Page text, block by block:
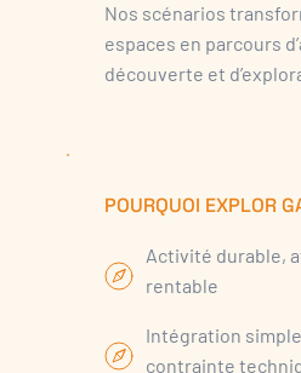
Nos scénarios
espaces en parcours
découverte et
POURQUOI EXPLOR
Activité durable,
rentable
Intégration
contrainte